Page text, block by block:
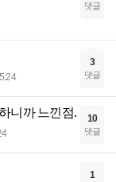
댓글
3
댓글
니까 느낀점. 10
댓글
1